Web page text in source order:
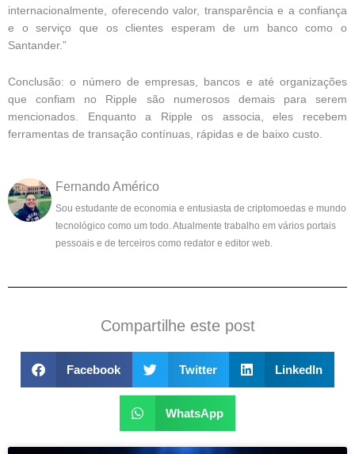
internacionalmente, oferecendo valor, transparência e a confiança
e o serviço que os clientes esperam de um banco como o
Santander.”
Conclusão: o número de empresas, bancos e até organizações
que confiam no Ripple são numerosos demais para serem
mencionados. Enquanto a Ripple os associa, eles recebem
ferramentas de transação contínuas, rápidas e de baixo custo.
Fernando Américo
Sou estudante de economia e entusiasta de criptomoedas e mundo
tecnológico como um todo. Atualmente trabalho em vários portais
pessoais e de terceiros como redator e editor web.
Compartilhe este post
Facebook Twitter LinkedIn
WhatsApp